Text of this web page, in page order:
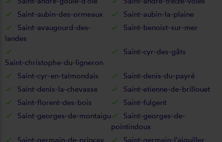
Saint-aubin-des-ormeaux
Saint-aubin-la-plaine
Saint-avaugourd-des-
landes
Saint-benoist-sur-mer
Saint-christophe-du-ligneron
Saint-cyr-des-gâts
Saint-cyr-en-talmondais
Saint-denis-du-payré
Saint-denis-la-chevasse
Saint-etienne-de-brillouet
Saint-florent-des-bois
Saint-fulgent
Saint-georges-de-montaigu
Saint-georges-de-
pointindoux
Saint-germain-de-prinçay
Saint-germain-l'aiguiller